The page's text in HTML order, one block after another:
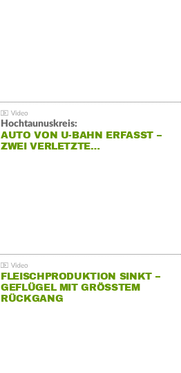
Hochtaunuskreis:
AUTO VON U-BAHN ERFASST –
ZWEI VERLETZTE…
FLEISCHPRODUKTION SINKT –
GEFLÜGEL MIT GRÖSSTEM R
ÜCKGANG